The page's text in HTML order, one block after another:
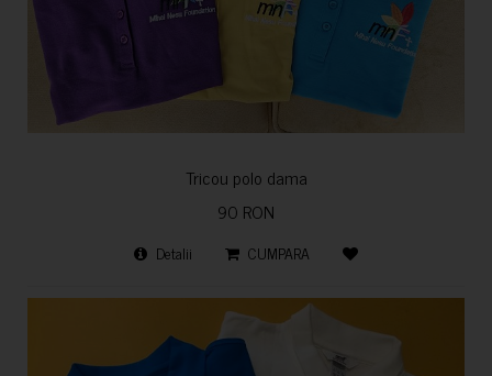
Tricou polo dama
90 RON
Detalii CUMPARA